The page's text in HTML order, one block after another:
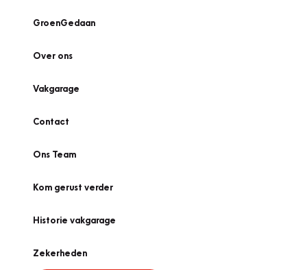
GroenGedaan
Over ons
Vakgarage
Contact
Ons Team
Kom gerust verder
Historie vakgarage
Zekerheden